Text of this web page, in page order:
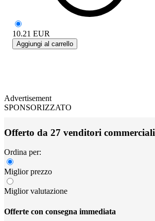
10.21 EUR
Aggiungi al carrello
Advertisement
SPONSORIZZATO
Offerto da 27 venditori commerciali
Ordina per:
Miglior prezzo
Miglior valutazione
Offerte con consegna immediata